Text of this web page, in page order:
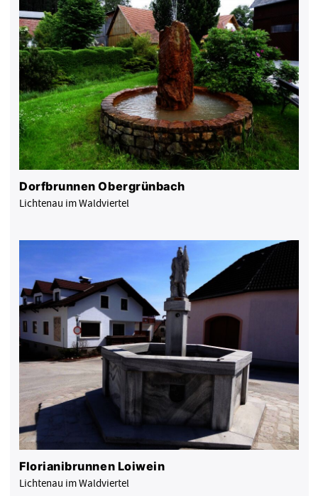
Dorfbrunnen Obergrünbach
Lichtenau im Waldviertel
Florianibrunnen Loiwein
Lichtenau im Waldviertel